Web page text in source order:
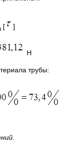
[ ]
Н
трубы:
.